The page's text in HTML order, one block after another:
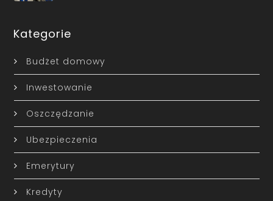
Kategorie
Budżet domowy
Inwestowanie
Oszczędzanie
Ubezpieczenia
Emerytury
Kredyty